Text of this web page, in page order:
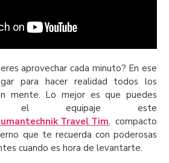
aprovechar cada minuto? En ese
para hacer realidad todos los
mente. Lo mejor es que puedes
equipaje este
Travel Tim, compacto
que te recuerda con poderosas
cuando es hora de levantarte.